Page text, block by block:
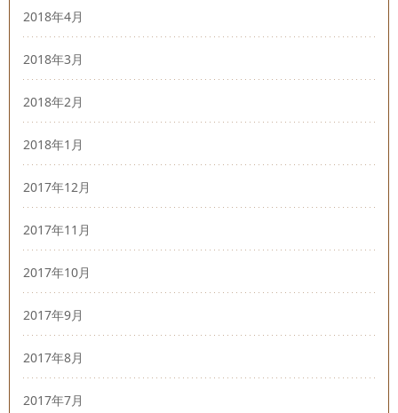
2018年4月
2018年3月
2018年2月
2018年1月
2017年12月
2017年11月
2017年10月
2017年9月
2017年8月
2017年7月